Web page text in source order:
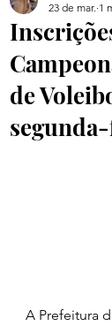
de
23 de mar. 1
A Prefeitura